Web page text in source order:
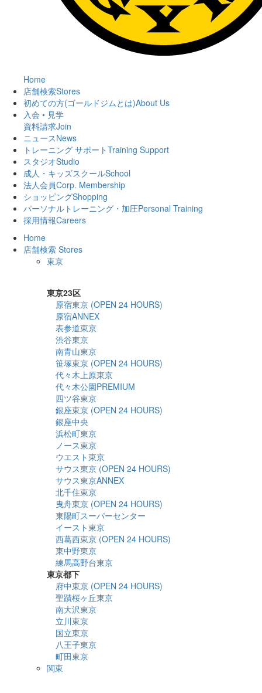
Home
店舗検索Stores
初めての方(ゴールドジムとは)About Us
入会 • 見学
資料請求Join
ニュースNews
トレーニング サポートTraining Support
スタジオStudio
成人・キッズスクールSchool
法人会員Corp. Membership
ショッピングShopping
パーソナルトレーニング・加圧Personal Training
採用情報Careers
Home
店舗検索 Stores
東京
東京23区
原宿東京 (OPEN 24 HOURS)
原宿ANNEX
表参道東京
渋谷東京
南青山東京
笹塚東京 (OPEN 24 HOURS)
代々木上原東京
代々木公園PREMIUM
四ツ谷東京
銀座東京 (OPEN 24 HOURS)
銀座中央
浜松町東京
ノース東京
ウエスト東京
サウス東京 (OPEN 24 HOURS)
サウス東京ANNEX
北千住東京
曳舟東京 (OPEN 24 HOURS)
東陽町スーパーセンター
イースト東京
西葛西東京 (OPEN 24 HOURS)
東中野東京
練馬高野台東京
東京都下
府中東京 (OPEN 24 HOURS)
聖蹟桜ヶ丘東京
南大沢東京
立川東京
国立東京
八王子東京
町田東京
関東